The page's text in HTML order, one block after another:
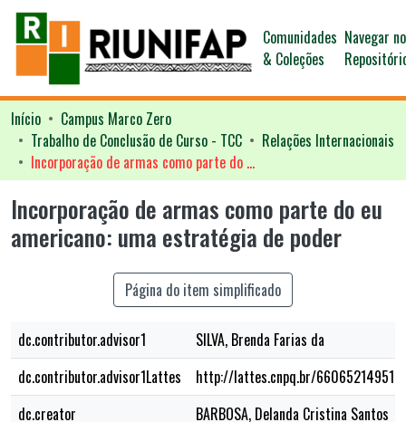
Comunidades
& Coleções
Navegar no
Início
Campus Marco Zero
Trabalho de Conclusão de Curso - TCC
Relações Internacionais
Incorporação de armas como parte do eu americano: uma estratégia de poder
Incorporação de armas como parte do eu
americano: uma estratégia de poder
Página do item simplificado
dc.contributor.advisor1
SILVA, Brenda Farias da
dc.contributor.advisor1Lattes
http://lattes.cnpq.br/
dc.creator
BARBOSA, Delanda Cristina Santos